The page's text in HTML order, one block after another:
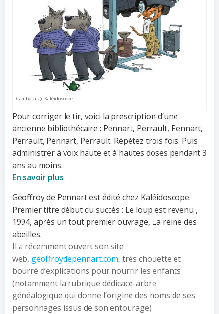
Cambouis (c)Kaléidoscope
Pour corriger le tir, voici la prescription d’une
ancienne bibliothécaire : Pennart, Perrault, Pennart,
Perrault, Pennart, Perrault. Répétez trois fois. Puis
administrer à voix haute et à hautes doses pendant 3
ans au moins.
En savoir plus
Geoffroy de Pennart est édité chez Kaléidoscope.
Premier titre début du succès : Le loup est revenu ,
1994, après un tout premier ouvrage, La reine des
abeilles.
Il a récemment ouvert son site
web, geoffroydepennart.com, très chouette et
bourré d’explications pour nourrir les enfants
(notamment la rubrique dédicace-arbre
généalogique qui donne l’origine des noms de ses
personnages issus de son entourage)